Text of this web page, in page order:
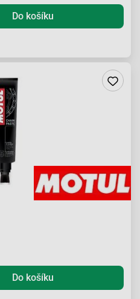
Do košíku
Do košíku